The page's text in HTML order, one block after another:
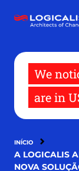
para
We
are in
INÍCIO
A LOGICALIS
NOVA